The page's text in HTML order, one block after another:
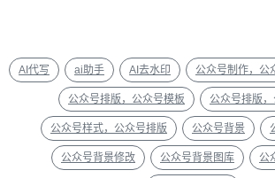
AI代写 ai助手 AI去水印 公众号制作，公
公众号排版，公众号模板 公众号排版
公众号样式，公众号排版 公众号背景
公众号背景修改 公众号背景图库 公